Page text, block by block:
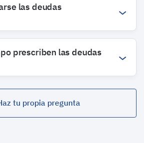
las deudas
prescriben las deudas
tu propia pregunta